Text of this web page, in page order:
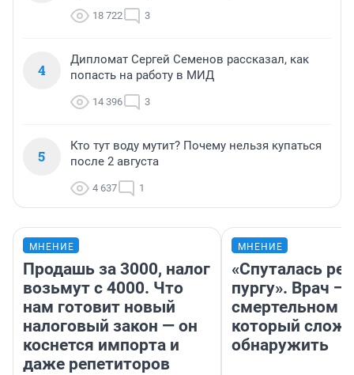
18 722 3
4
Дипломат Сергей Семенов рассказал, как
попасть на работу в МИД
14 396 3
5
Кто тут воду мутит? Почему нельзя купаться
после 2 августа
4 637 1
МНЕНИЕ
Продашь за 3000, налог
возьмут с 4000. Что
нам готовит новый
налоговый закон — он
коснется импорта и
даже репетиторов
МНЕНИЕ
«Спуталась
пургу». Врач —
смертельном
который
обнаружить